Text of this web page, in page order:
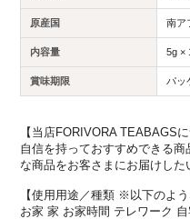
原産国 南ア
内容量 5g ×
賞味期限 パッ
【当店FORIVORA TEABAGSに
自信を持っておすすめできる
な商品をお客さまにお届けした
【使用用途／種類 ※以下のよ
お家 家 お家時間 テレワーク